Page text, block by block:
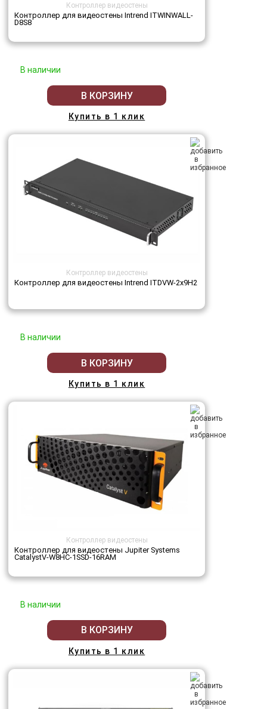
Контроллер видеостены
Контроллер для видеостены Intrend ITWINWALL-
D8S8
В наличии
В КОРЗИНУ
Купить в 1 клик
Контроллер видеостены
Контроллер для видеостены Intrend ITDVW-2x9H2
В наличии
В КОРЗИНУ
Купить в 1 клик
Контроллер видеостены
Контроллер для видеостены Jupiter Systems
CatalystV-W8HC-1SSD-16RAM
В наличии
В КОРЗИНУ
Купить в 1 клик